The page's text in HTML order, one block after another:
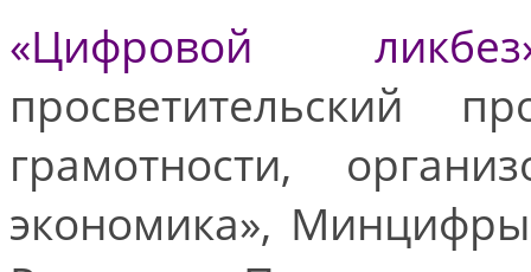
«Цифровой
просветительский
грамотности,
экономика»,